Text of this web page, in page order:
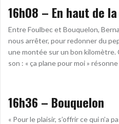
16h08 – En haut de
Entre Foulbec et Bouquelon,
nous arrêter, pour redonner du
une montée sur un bon kilomètre.
son : « ça plane pour moi »
16h36 – Bouquelon
« Pour le plaisir, s’offrir ce qui n’a